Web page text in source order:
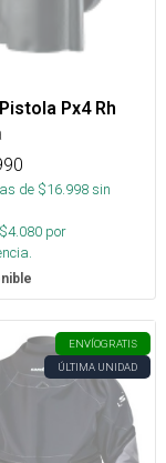
Px4 Rh
de $16.998sin
$4.080 por
ENVÍOGRATIS
ÚLTIMA UNIDAD